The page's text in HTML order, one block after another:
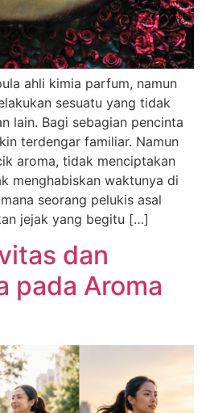
ahli kimia parfum, namun
sesuatu yang tidak
lain. Bagi sebagian pencinta
terdengar familiar. Namun
aroma, tidak menciptakan
menghabiskan waktunya di
seorang pelukis asal
jejak yang begitu […]
dan
pada Aroma